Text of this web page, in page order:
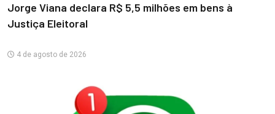
Jorge Viana declara R$ 5,5 milhões em bens à
Justiça Eleitoral
4 de agosto de 2026